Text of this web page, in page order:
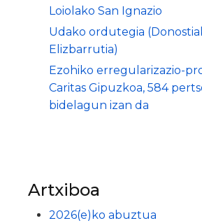
Loiolako San Ignazio
Udako ordutegia
Elizbarrutia)
Ezohiko erregularizazio-
Caritas Gipuzkoa, 584
bidelagun izan da
Artxiboa
2026(e)ko abuztua